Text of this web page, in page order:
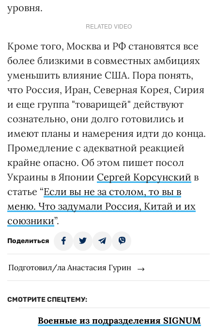
уровня.
RELATED VIDEO
Кроме того, Москва и РФ становятся все
более близкими в совместных амбициях
уменьшить влияние США. Пора понять,
что Россия, Иран, Северная Корея, Сирия
и еще группа "товарищей" действуют
сознательно, они долго готовились и
имеют планы и намерения идти до конца.
Промедление с адекватной реакцией
крайне опасно. Об этом пишет посол
Украины в Японии Сергей Корсунский в
статье “Если вы не за столом, то вы в
меню. Что задумали Россия, Китай и их
союзники”.
Поделиться
Подготовил/ла Анастасия Гурин
СМОТРИТЕ СПЕЦТЕМУ:
Военные из подразделения SIGNUM